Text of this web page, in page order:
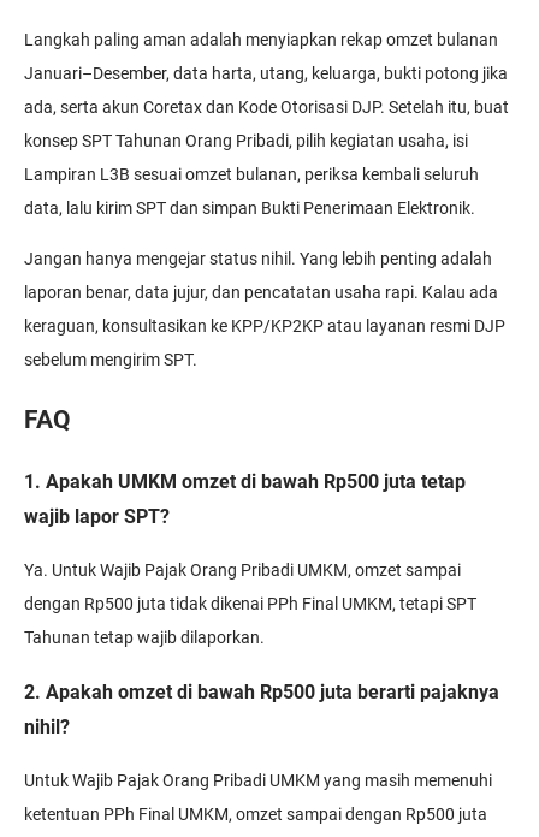
Langkah paling aman adalah menyiapkan rekap omzet bulanan
Januari–Desember, data harta, utang, keluarga, bukti potong jika
ada, serta akun Coretax dan Kode Otorisasi DJP. Setelah itu, buat
konsep SPT Tahunan Orang Pribadi, pilih kegiatan usaha, isi
Lampiran L3B sesuai omzet bulanan, periksa kembali seluruh
data, lalu kirim SPT dan simpan Bukti Penerimaan Elektronik.
Jangan hanya mengejar status nihil. Yang lebih penting adalah
laporan benar, data jujur, dan pencatatan usaha rapi. Kalau ada
keraguan, konsultasikan ke KPP/KP2KP atau layanan resmi DJP
sebelum mengirim SPT.
FAQ
1. Apakah UMKM omzet di bawah Rp500 juta tetap
wajib lapor SPT?
Ya. Untuk Wajib Pajak Orang Pribadi UMKM, omzet sampai
dengan Rp500 juta tidak dikenai PPh Final UMKM, tetapi SPT
Tahunan tetap wajib dilaporkan.
2. Apakah omzet di bawah Rp500 juta berarti pajaknya
nihil?
Untuk Wajib Pajak Orang Pribadi UMKM yang masih memenuhi
ketentuan PPh Final UMKM, omzet sampai dengan Rp500 juta